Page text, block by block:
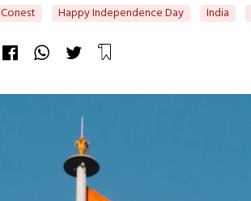
Conest Happy Independence Day India